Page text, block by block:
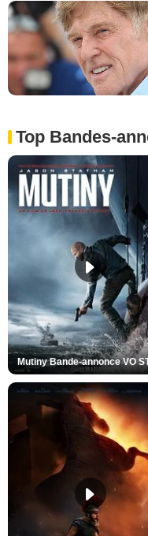
Top Bandes-
Mutiny Bande-annonce VO